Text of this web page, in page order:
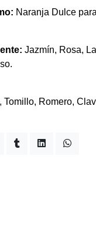
Naranja Dulce
Jazmín, Rosa,
Tomillo, Romero,